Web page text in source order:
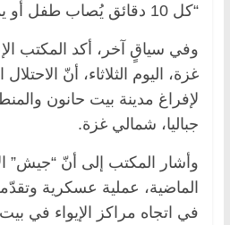
“كل 10 دقائق يُصاب طفل أو يموت”.
وفي سياقٍ آخر، أكد المكتب
غزة، اليوم الثلاثاء، أنّ
لإفراغ مدينة بيت حانون
جباليا، شمالي غزة.
وأشار المكتب إلى أنّ “جيش”
الماضية، عملية عسكرية
في اتجاه مراكز الإيواء في